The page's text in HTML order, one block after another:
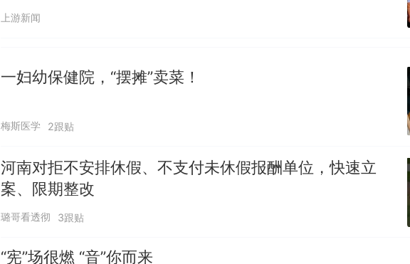
上游新闻
一妇幼保健院，“摆摊”卖菜！
梅斯医学 2跟贴
河南对拒不安排休假、不支付未休假报酬单位，快速立
案、限期整改
璐哥看透彻 3跟贴
“宪”场很燃 “音”你而来